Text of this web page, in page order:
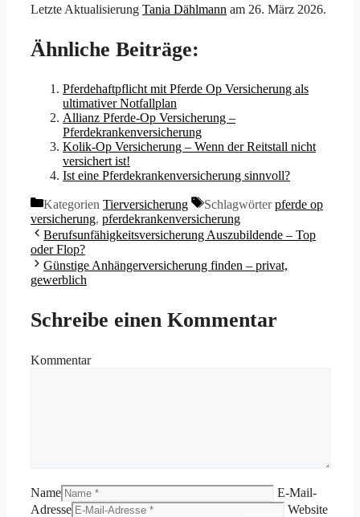
Letzte Aktualisierung Tania Dählmann am 26. März 2026.
Ähnliche Beiträge:
Pferdehaftpflicht mit Pferde Op Versicherung als
ultimativer Notfallplan
Allianz Pferde-Op Versicherung –
Pferdekrankenversicherung
Kolik-Op Versicherung – Wenn der Reitstall nicht
versichert ist!
Ist eine Pferdekrankenversicherung sinnvoll?
Kategorien Tierversicherung Schlagwörterpferde op
versicherung, pferdekrankenversicherung
Berufsunfähigkeitsversicherung Auszubildende – Top
oder Flop?
Günstige Anhängerversicherung finden – privat,
gewerblich
Schreibe einen Kommentar
Kommentar
Name
E-Mail-
Adresse
Website